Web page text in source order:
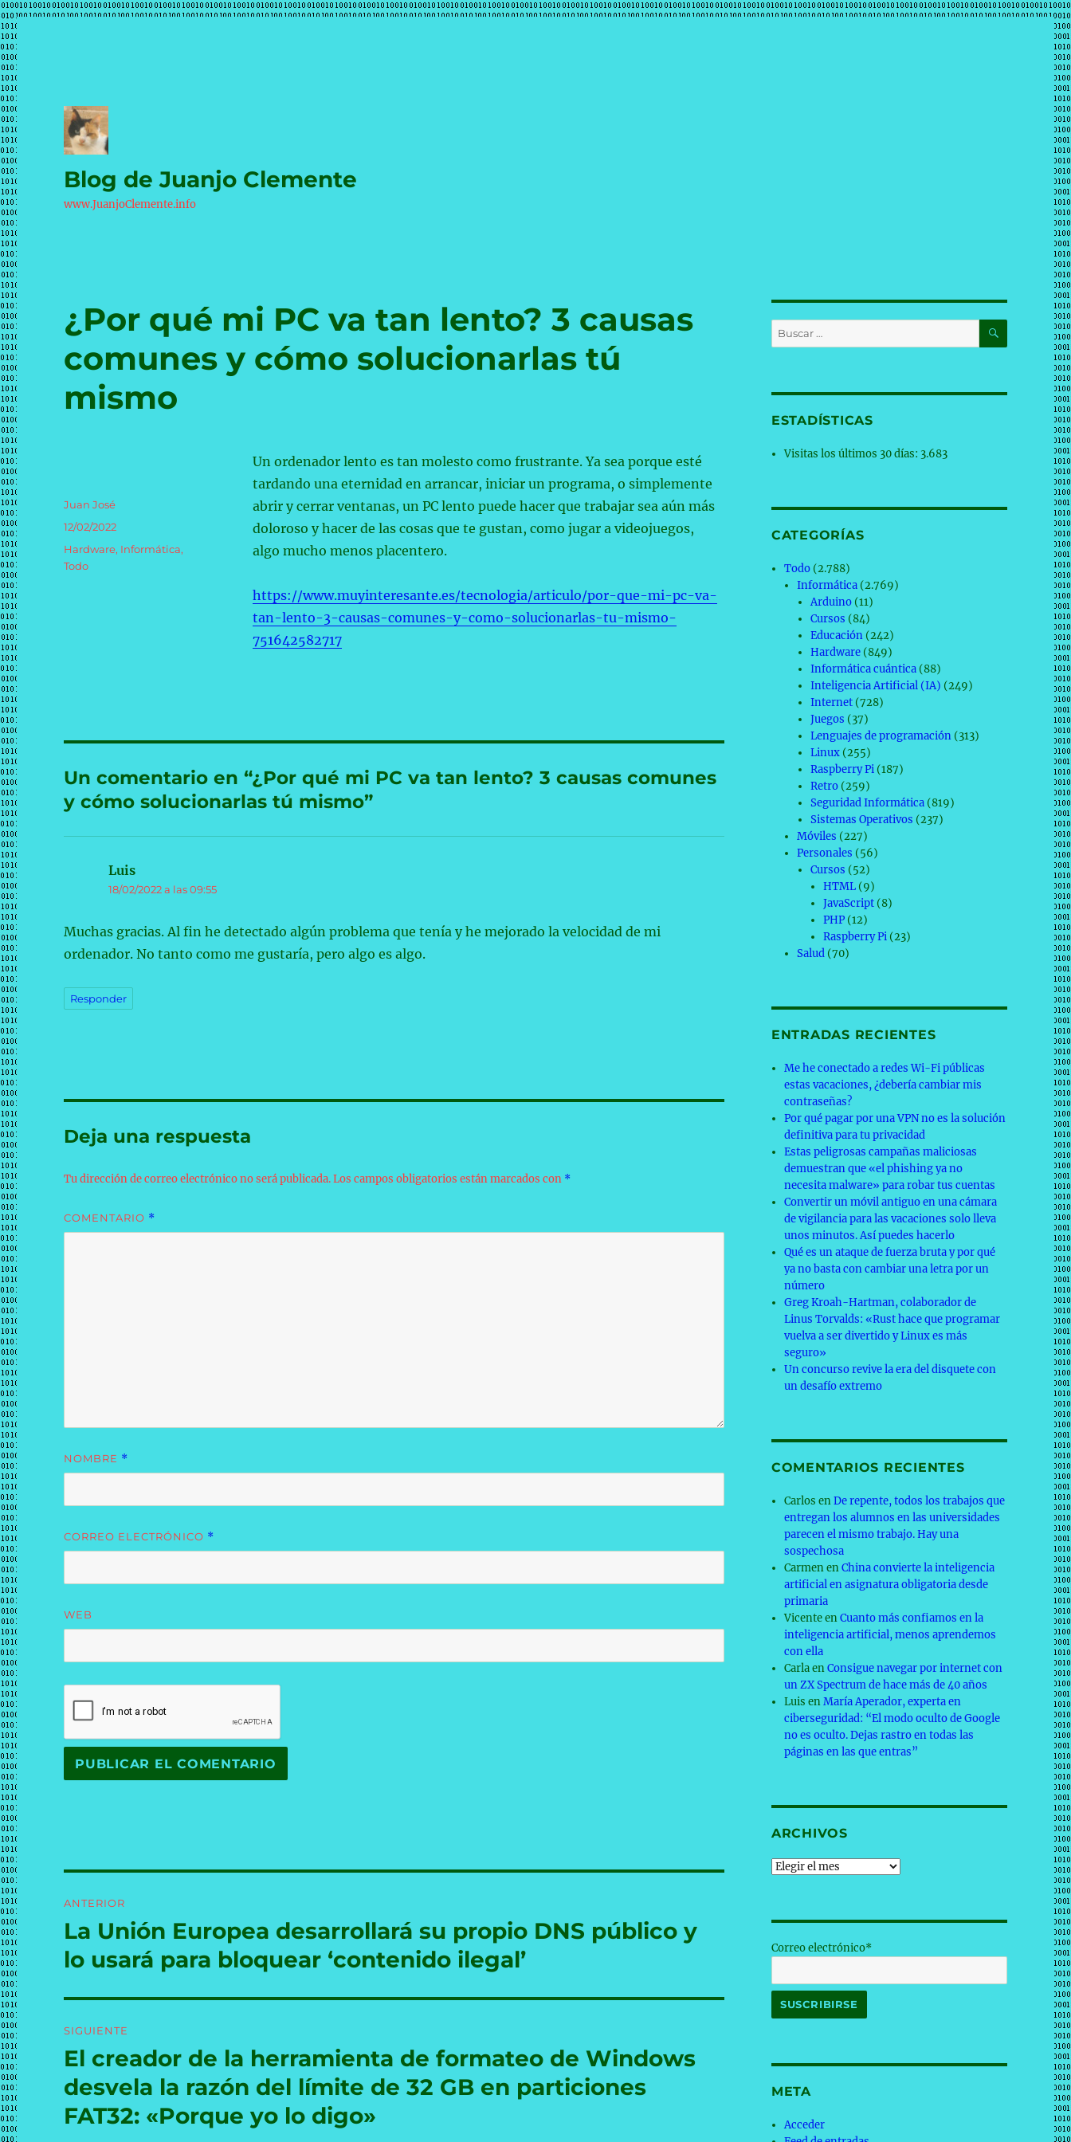
Blog de Juanjo Clemente
www.JuanjoClemente.info
¿Por qué mi PC va tan lento? 3 causas
comunes y cómo solucionarlas tú
mismo
Un ordenador lento es tan molesto como frustrante. Ya sea porque esté
tardando una eternidad en arrancar, iniciar un programa, o simplemente
abrir y cerrar ventanas, un PC lento puede hacer que trabajar sea aún más
doloroso y hacer de las cosas que te gustan, como jugar a videojuegos,
algo mucho menos placentero.
https://www.muyinteresante.es/tecnologia/articulo/por-que-mi-pc-va-
tan-lento-3-causas-comunes-y-como-solucionarlas-tu-mismo-
751642582717
Autor
Juan José
Publicado
12/02/2022
Categorías
Hardware, Informática,
Todo
Un comentario en “¿Por qué mi PC va tan lento? 3 causas comunes
y cómo solucionarlas tú mismo”
Luis
18/02/2022 a las 09:55
Muchas gracias. Al fin he detectado algún problema que tenía y he mejorado la velocidad de mi
ordenador. No tanto como me gustaría, pero algo es algo.
Responder
Deja una respuesta
Tu dirección de correo electrónico no será publicada.Los campos obligatorios están marcados con *
COMENTARIO *
NOMBRE *
CORREO ELECTRÓNICO *
WEB
de
entradas
ANTERIOR
Entrada
anterior:
La Unión Europea desarrollará su propio DNS público y
lo usará para bloquear ‘contenido ilegal’
SIGUIENTE
Entrada
siguiente:
El creador de la herramienta de formateo de Windows
desvela la razón del límite de 32 GB en particiones
FAT32: «Porque yo lo digo»
Buscar
por:
BUSCAR
ESTADÍSTICAS
Visitas los últimos 30 días: 3.683
CATEGORÍAS
Todo (2.788)
Informática (2.769)
Arduino(11)
Cursos (84)
Educación(242)
Hardware(849)
Informática cuántica(88)
Inteligencia Artificial (IA) (249)
Internet(728)
Juegos (37)
Lenguajes de programación(313)
Linux(255)
Raspberry Pi(187)
Retro(259)
Seguridad Informática(819)
Sistemas Operativos (237)
Móviles (227)
Personales (56)
Cursos (52)
HTML(9)
JavaScript(8)
PHP(12)
Raspberry Pi(23)
Salud (70)
ENTRADAS RECIENTES
Me he conectado a redes Wi-Fi públicas
estas vacaciones, ¿debería cambiar mis
contraseñas?
Por qué pagar por una VPN no es la solución
definitiva para tu privacidad
Estas peligrosas campañas maliciosas
demuestran que «el phishing ya no
necesita malware» para robar tus cuentas
Convertir un móvil antiguo en una cámara
de vigilancia para las vacaciones solo lleva
unos minutos. Así puedes hacerlo
Qué es un ataque de fuerza bruta y por qué
ya no basta con cambiar una letra por un
número
Greg Kroah-Hartman, colaborador de
Linus Torvalds: «Rust hace que programar
vuelva a ser divertido y Linux es más
seguro»
Un concurso revive la era del disquete con
un desafío extremo
COMENTARIOS RECIENTES
Carlos enDe repente, todos los trabajos que
entregan los alumnos en las universidades
parecen el mismo trabajo. Hay una
sospechosa
CarmenenChina convierte la inteligencia
artificial en asignatura obligatoria desde
primaria
VicenteenCuanto más confiamos en la
inteligencia artificial, menos aprendemos
con ella
CarlaenConsigue navegar por internet con
un ZX Spectrum de hace más de 40 años
Luis enMaría Aperador, experta en
ciberseguridad: “El modo oculto de Google
no es oculto. Dejas rastro en todas las
páginas en las que entras”
ARCHIVOS
Archivos
Correo electrónico*
META
Acceder